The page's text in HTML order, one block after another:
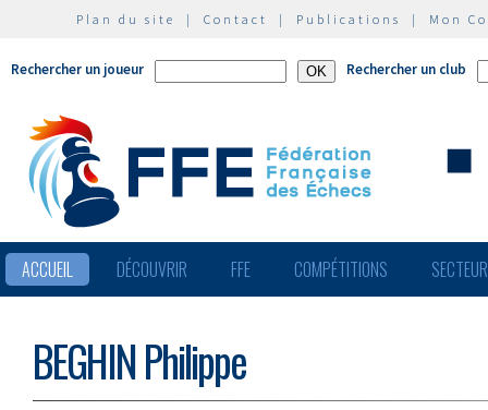
Plan du site | Contact | Publications | Mon
Rechercher un joueur Rechercher un club
ACCUEIL DÉCOUVRIR FFE COMPÉTITIONS
BEGHIN Philippe